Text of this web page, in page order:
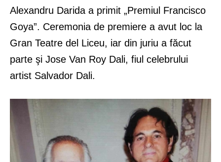
Alexandru Darida a primit „Premiul Francisco
Goya”. Ceremonia de premiere a avut loc la
Gran Teatre del Liceu, iar din juriu a făcut
parte şi Jose Van Roy Dali, fiul celebrului
artist Salvador Dali.